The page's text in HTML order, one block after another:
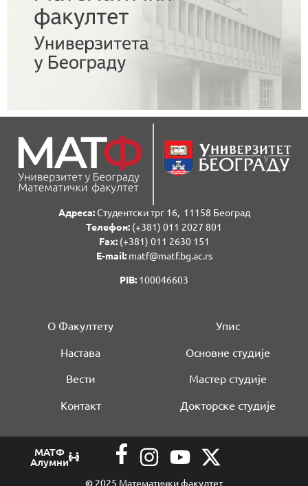
Адреса:Студентски трг 16, 11158 Београд
Телефон: (+381) 011 2027 801
Fаx:(+381) 011 2630 151
E-mail:matf@matf.bg.ac.rs
PIB: 100046603
О Факултету
Настава
Вести
Контакт
Упис
Основне студије
Мастер студије
Докторске студије
МАТФ
Алумни
© 2025 Математички факултет